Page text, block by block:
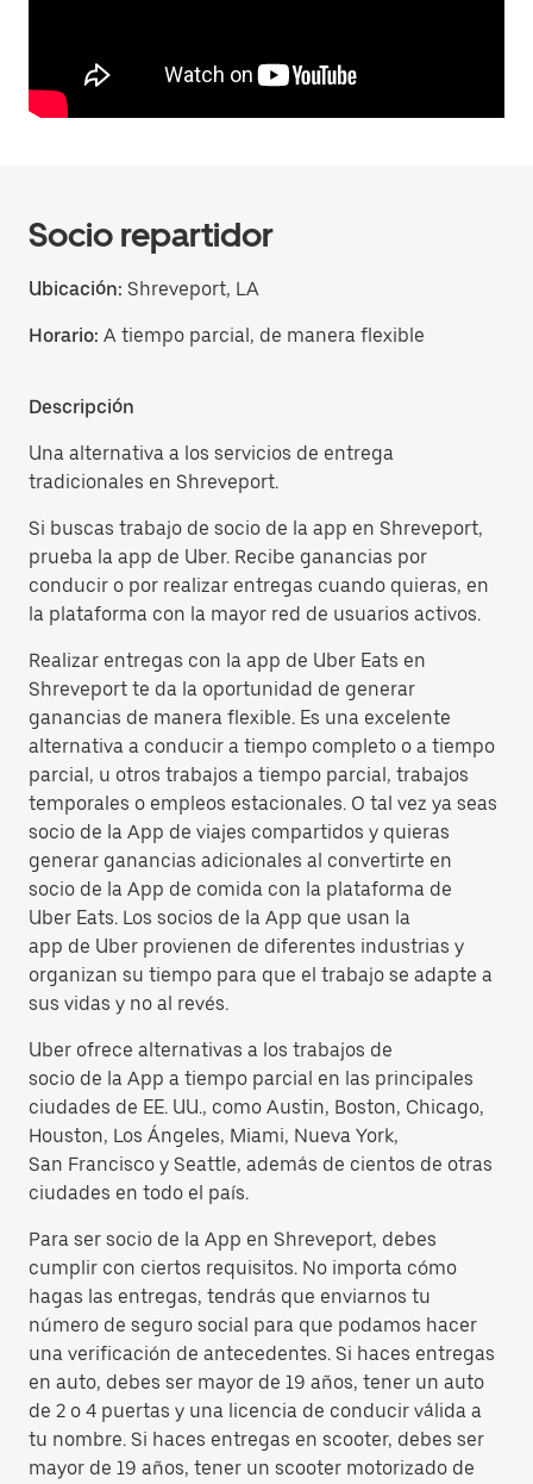
Socio repartidor
Ubicación: Shreveport, LA
Horario: A tiempo parcial, de manera flexible
Descripción
Una alternativa a los servicios de entrega
tradicionales en Shreveport.
Si buscas trabajo de socio de la app en Shreveport,
prueba la app de Uber. Recibe ganancias por
conducir o por realizar entregas cuando quieras, en
la plataforma con la mayor red de usuarios activos.
Realizar entregas con la app de Uber Eats en
Shreveport te da la oportunidad de generar
ganancias de manera flexible. Es una excelente
alternativa a conducir a tiempo completo o a tiempo
parcial, u otros trabajos a tiempo parcial, trabajos
temporales o empleos estacionales. O tal vez ya seas
socio de la App de viajes compartidos y quieras
generar ganancias adicionales al convertirte en
socio de la App de comida con la plataforma de
Uber Eats. Los socios de la App que usan la
app de Uber provienen de diferentes industrias y
organizan su tiempo para que el trabajo se adapte a
sus vidas y no al revés.
Uber ofrece alternativas a los trabajos de
socio de la App a tiempo parcial en las principales
ciudades de EE. UU., como Austin, Boston, Chicago,
Houston, Los Ángeles, Miami, Nueva York,
San Francisco y Seattle, además de cientos de otras
ciudades en todo el país.
Para ser socio de la App en Shreveport, debes
cumplir con ciertos requisitos. No importa cómo
hagas las entregas, tendrás que enviarnos tu
número de seguro social para que podamos hacer
una verificación de antecedentes. Si haces entregas
en auto, debes ser mayor de 19 años, tener un auto
de 2 o 4 puertas y una licencia de conducir válida a
tu nombre. Si haces entregas en scooter, debes ser
mayor de 19 años, tener un scooter motorizado de